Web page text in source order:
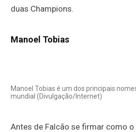
duas Champions.
Manoel Tobias
Manoel Tobias é um dos principais
mundial (Divulgação/Internet)
Antes de Falcão se firmar como